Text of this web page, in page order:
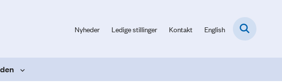
Nyheder Ledige stillinger Kontakt English